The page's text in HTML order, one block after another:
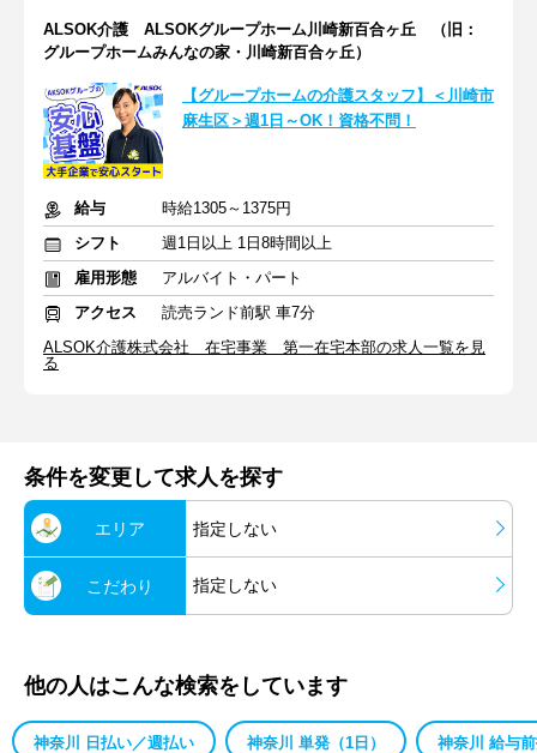
ALSOK介護 ALSOKグループホーム川崎新百合ヶ丘 （旧：
グループホームみんなの家・川崎新百合ヶ丘）
【グループホームの介護スタッフ】＜川崎市
麻生区＞週1日～OK！資格不問！
給与
時給1305～1375円
シフト
週1日以上 1日8時間以上
雇用形態
アルバイト・パート
アクセス
読売ランド前駅 車7分
ALSOK介護株式会社 在宅事業 第一在宅本部の求人一覧を見
る
条件を変更して求人を探す
エリア 指定しない
こだわり 指定しない
他の人はこんな検索をしています
神奈川 日払い／週払い 神奈川 単発（1日） 神奈川 給与